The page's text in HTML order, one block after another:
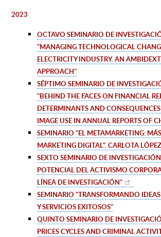
2023
OCTAVO SEMINARIO DE
"MANAGING TECHNOLOGICAL
ELECTRICITY INDUSTRY. AN
APPROACH"
SÉPTIMO SEMINARIO DE
"BEHIND THE FACES ON FINANCIAL
DETERMINANTS AND
IMAGE USE IN ANNUAL REPORTS OF
SEMINARIO "EL METAMARKETING:
MARKETING DIGITAL". CARLOTA
SEXTO SEMINARIO DE
POTENCIAL DEL ACTIVISMO
LÍNEA DE INVESTIGACIÓN"
SEMINARIO "TRANSFORMANDO
Y SERVICIOS EXITOSOS"
QUINTO SEMINARIO DE
PRICES CYCLES AND CRIMINAL